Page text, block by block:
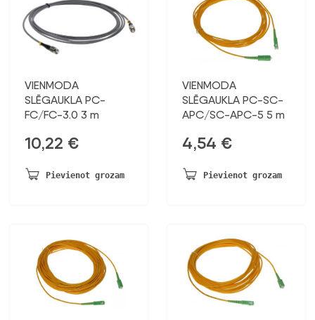
VIENMODA
SLĒGAUKLA PC-
FC/FC-3.0 3 m
10,22 €
Pievienot grozam
VIENMODA
SLĒGAUKLA PC-SC-
APC/SC-APC-5 5 m
4,54 €
Pievienot grozam